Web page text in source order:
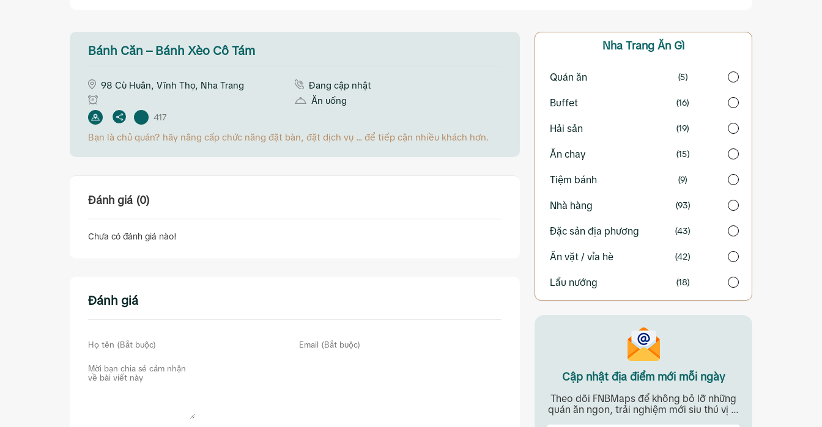
Bánh Căn – Bánh Xèo Cô Tám
98 Cù Huân, Vĩnh Thọ, Nha Trang
Đang cập nhật
Ăn uống
417
Bạn là chủ quán? hãy nâng cấp chức năng đặt bàn, đặt dịch vụ ... để tiếp cận nhiều khách hơn.
Đánh giá (0)
Chưa có đánh giá nào!
Đánh giá
Nha Trang Ăn Gì
Quán ăn (5)
Buffet (16)
Hải sản (19)
Ăn chay (15)
Tiệm bánh (9)
Nhà hàng (93)
Đặc sản địa phương (43)
Ăn vặt / vỉa hè (42)
Lẩu nướng (18)
Cập nhật địa điểm mới mỗi ngày
Theo dõi FNBMaps để không bỏ lỡ những
quán ăn ngon, trải nghiệm mới siu thú vị ...